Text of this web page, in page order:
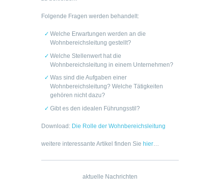
Folgende Fragen werden behandelt:
Welche Erwartungen werden an die
Wohnbereichsleitung gestellt?
Welche Stellenwert hat die
Wohnbereichsleitung in einem Unternehmen?
Was sind die Aufgaben einer
Wohnbereichsleitung? Welche Tätigkeiten
gehören nicht dazu?
Gibt es den idealen Führungsstil?
Download: Die Rolle der Wohnbereichsleitung
weitere interessante Artikel finden Sie hier
aktuelle Nachrichten